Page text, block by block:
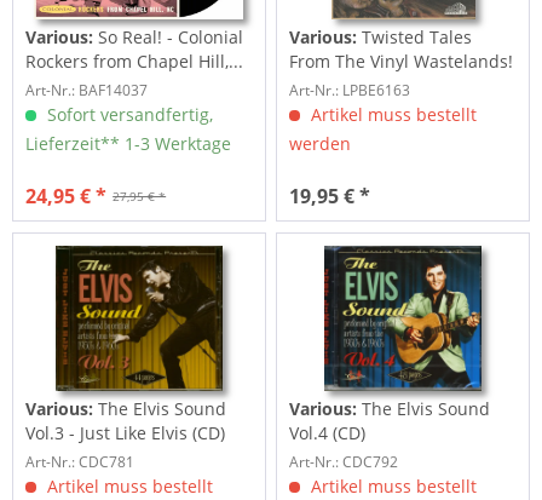
Various: So Real! - Colonial
Rockers from Chapel Hill,...
Art-Nr.: BAF14037
Sofort versandfertig,
Lieferzeit** 1-3 Werktage
27,95 € *
24,95 € *
Various: Twisted Tales
From The Vinyl Wastelands!
Vol.5...
Art-Nr.: LPBE6163
Artikel muss bestellt
werden
19,95 € *
Various: The Elvis Sound
Vol.3 - Just Like Elvis (CD)
Art-Nr.: CDC781
Artikel muss bestellt
Various: The Elvis Sound
Vol.4 (CD)
Art-Nr.: CDC792
Artikel muss bestellt